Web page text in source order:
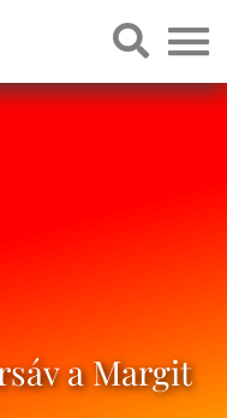
a Margit